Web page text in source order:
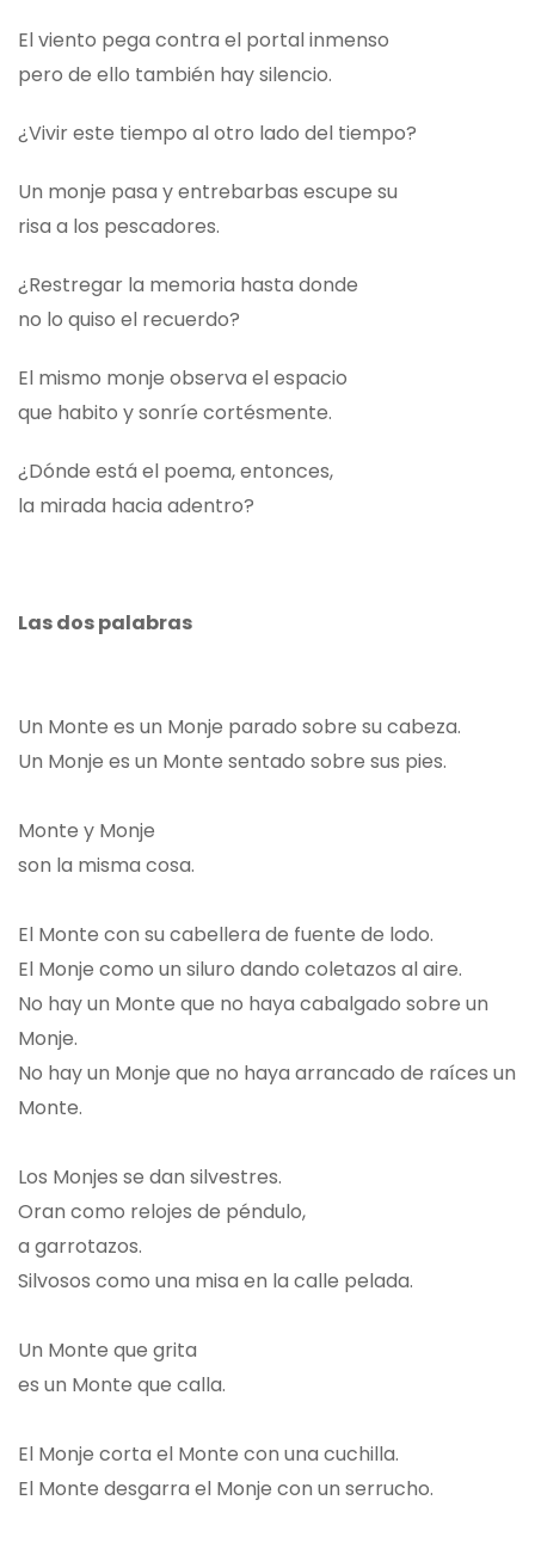
El viento pega contra el portal inmenso
pero de ello también hay silencio.
¿Vivir este tiempo al otro lado del tiempo?
Un monje pasa y entrebarbas escupe su
risa a los pescadores.
¿Restregar la memoria hasta donde
no lo quiso el recuerdo?
El mismo monje observa el espacio
que habito y sonríe cortésmente.
¿Dónde está el poema, entonces,
la mirada hacia adentro?
Las dos palabras
Un Monte es un Monje parado sobre su cabeza.
Un Monje es un Monte sentado sobre sus pies.
Monte y Monje
son la misma cosa.
El Monte con su cabellera de fuente de lodo.
El Monje como un siluro dando coletazos al aire.
No hay un Monte que no haya cabalgado sobre un
Monje.
No hay un Monje que no haya arrancado de raíces un
Monte.
Los Monjes se dan silvestres.
Oran como relojes de péndulo,
a garrotazos.
Silvosos como una misa en la calle pelada.
Un Monte que grita
es un Monte que calla.
El Monje corta el Monte con una cuchilla.
El Monte desgarra el Monje con un serrucho.